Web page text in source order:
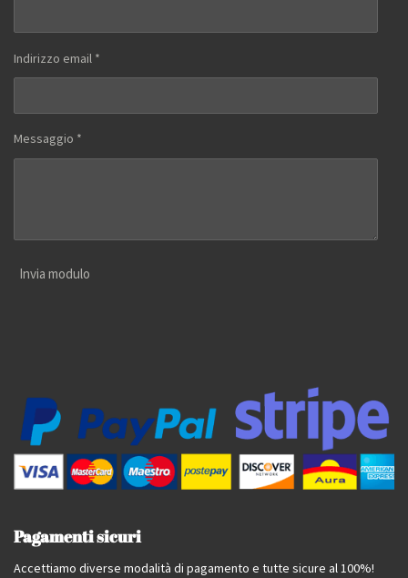
Indirizzo email *
Messaggio *
Invia modulo
Pagamenti sicuri
Accettiamo diverse modalità di pagamento e tutte sicure al 100%!